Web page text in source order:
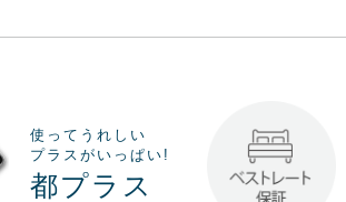
使ってうれしい
プラスがいっぱい!
都プラス